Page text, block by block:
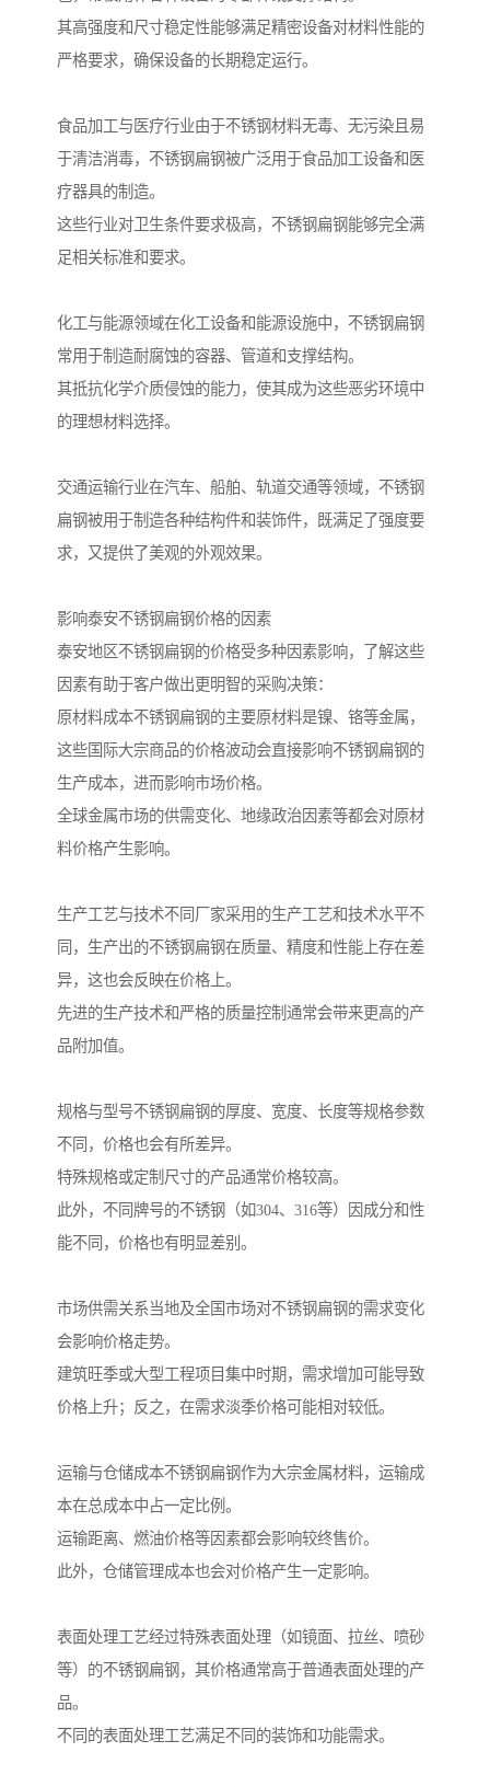
其高强度和尺寸稳定性能够满足精密设备对材料性能的
严格要求，确保设备的长期稳定运行。
食品加工与医疗行业由于不锈钢材料无毒、无污染且易
于清洁消毒，不锈钢扁钢被广泛用于食品加工设备和医
疗器具的制造。
这些行业对卫生条件要求极高，不锈钢扁钢能够完全满
足相关标准和要求。
化工与能源领域在化工设备和能源设施中，不锈钢扁钢
常用于制造耐腐蚀的容器、管道和支撑结构。
其抵抗化学介质侵蚀的能力，使其成为这些恶劣环境中
的理想材料选择。
交通运输行业在汽车、船舶、轨道交通等领域，不锈钢
扁钢被用于制造各种结构件和装饰件，既满足了强度要
求，又提供了美观的外观效果。
影响泰安不锈钢扁钢价格的因素
泰安地区不锈钢扁钢的价格受多种因素影响，了解这些
因素有助于客户做出更明智的采购决策：
原材料成本不锈钢扁钢的主要原材料是镍、铬等金属，
这些国际大宗商品的价格波动会直接影响不锈钢扁钢的
生产成本，进而影响市场价格。
全球金属市场的供需变化、地缘政治因素等都会对原材
料价格产生影响。
生产工艺与技术不同厂家采用的生产工艺和技术水平不
同，生产出的不锈钢扁钢在质量、精度和性能上存在差
异，这也会反映在价格上。
先进的生产技术和严格的质量控制通常会带来更高的产
品附加值。
规格与型号不锈钢扁钢的厚度、宽度、长度等规格参数
不同，价格也会有所差异。
特殊规格或定制尺寸的产品通常价格较高。
此外，不同牌号的不锈钢（如304、316等）因成分和性
能不同，价格也有明显差别。
市场供需关系当地及全国市场对不锈钢扁钢的需求变化
会影响价格走势。
建筑旺季或大型工程项目集中时期，需求增加可能导致
价格上升；反之，在需求淡季价格可能相对较低。
运输与仓储成本不锈钢扁钢作为大宗金属材料，运输成
本在总成本中占一定比例。
运输距离、燃油价格等因素都会影响较终售价。
此外，仓储管理成本也会对价格产生一定影响。
表面处理工艺经过特殊表面处理（如镜面、拉丝、喷砂
等）的不锈钢扁钢，其价格通常高于普通表面处理的产
品。
不同的表面处理工艺满足不同的装饰和功能需求。